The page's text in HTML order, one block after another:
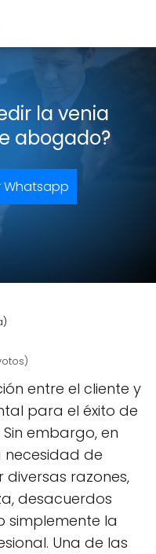
la venia
abogado?
Whatsapp
entre el cliente y
para el éxito de
embargo, en
necesidad de
razones,
desacuerdos
simplemente la
Una de las